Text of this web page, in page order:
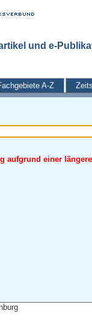
und e-
A-Z
aufgrund einer